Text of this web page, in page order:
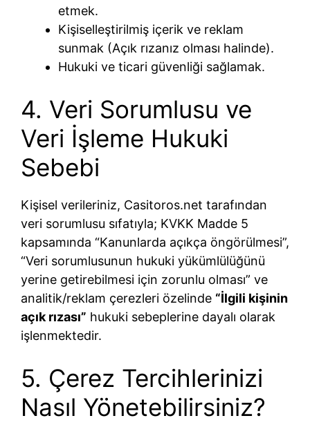
etmek.
Kişiselleştirilmiş içerik ve reklam
sunmak (Açık rızanız olması halinde).
Hukuki ve ticari güvenliği sağlamak.
4. Veri Sorumlusu ve
Veri İşleme Hukuki
Sebebi
Kişisel verileriniz, Casitoros.net tarafından
veri sorumlusu sıfatıyla; KVKK Madde 5
kapsamında “Kanunlarda açıkça öngörülmesi”,
“Veri sorumlusunun hukuki yükümlülüğünü
yerine getirebilmesi için zorunlu olması” ve
analitik/reklam çerezleri özelinde “İlgili kişinin
açık rızası” hukuki sebeplerine dayalı olarak
işlenmektedir.
5. Çerez Tercihlerinizi
Nasıl Yönetebilirsiniz?